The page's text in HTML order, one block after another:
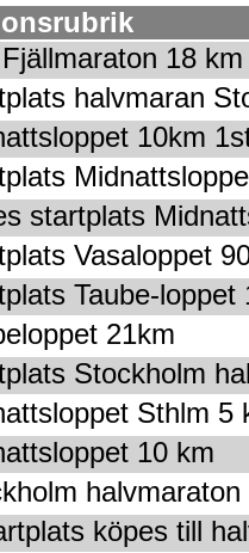
18
halvmaran
10km
startplats
Vasaloppet
Taube-loppet
21km
Stockholm
Sthlm 5
10 km
köpes till